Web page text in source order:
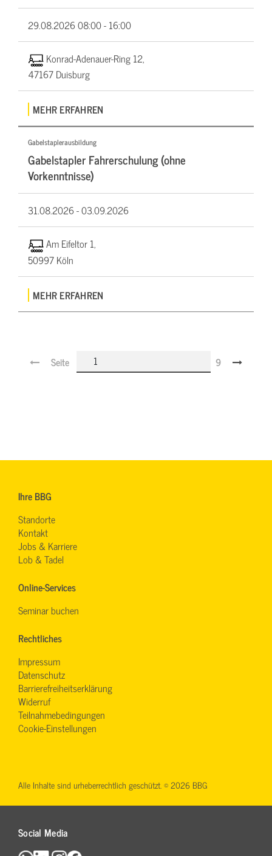
29.08.202608:00 - 16:00
Konrad-Adenauer-Ring 12,
47167 Duisburg
MEHR ERFAHREN
Gabelstaplerausbildung
Gabelstapler Fahrerschulung (ohne
Vorkenntnisse)
31.08.2026 -03.09.2026
Am Eifeltor 1,
50997 Köln
MEHR ERFAHREN
Seite 9
Ihre BBG
Standorte
Kontakt
Jobs & Karriere
Lob & Tadel
Online-Services
Seminar buchen
Rechtliches
Impressum
Datenschutz
Barrierefreiheitserklärung
Widerruf
Teilnahmebedingungen
Cookie-Einstellungen
Social Media
Alle Inhalte sind urheberrechtlich geschützt. © 2026 BBG